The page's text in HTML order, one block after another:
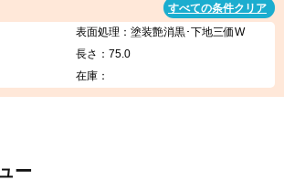
商品説明
木材への締結に使用する代表的な木ねじです。
的なプラスドライバーや電動工具で作業しや
、金具の取り付け、家具・建具・内装部材の
頭部を相手材に沈めて納めることができ、見
すべての条件クリア
表面処理：塗装艶消黒･下地三価W
長さ：75.0
在庫：
ー